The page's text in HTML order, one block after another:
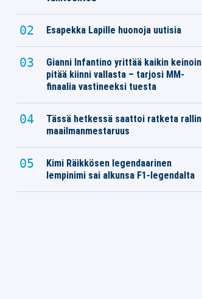
Esapekka Lapille huonoja uutisia
Gianni Infantino yrittää kaikin keinoin
pitää kiinni vallasta – tarjosi MM-
finaalia vastineeksi tuesta
Tässä hetkessä saattoi ratketa rallin
maailmanmestaruus
Kimi Räikkösen legendaarinen
lempinimi sai alkunsa F1-legendalta